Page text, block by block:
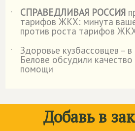
˙
СПРАВЕДЛИВАЯ РОССИЯ
тарифов ЖКХ: минута
против роста тарифов
˙
Здоровье кузбассовцев –
Белове обсудили
помощи
Добавь в